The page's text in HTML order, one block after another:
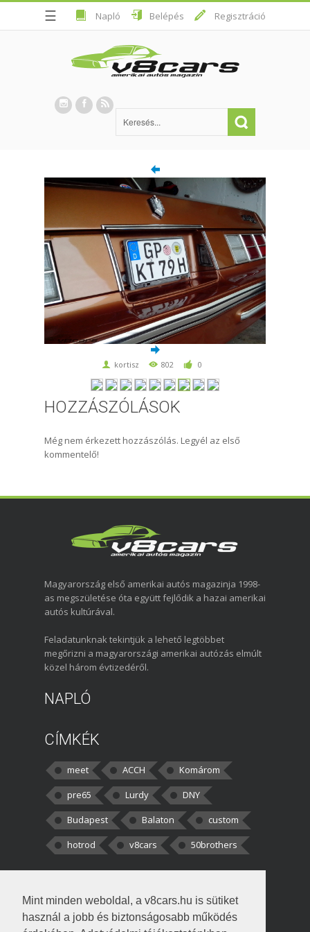
Mint minden weboldal, a v8cars.hu is sütiket
használ a jobb és biztonságosabb működés
☰ Napló Belépés Regisztráció
kortisz 802 0
HOZZÁSZÓLÁSOK
Még nem érkezett hozzászólás. Legyél az első
kommentelő!
Magyarország első amerikai autós magazinja 1998-
as megszületése óta együtt fejlődik a hazai amerikai
autós kultúrával.
Feladatunknak tekintjük a lehető legtöbbet
megőrizni a magyarországi amerikai autózás elmúlt
közel három évtizedéről.
NAPLÓ
CÍMKÉK
meet ACCH
Komárom
pre65
Lurdy
DNY
Budapest
Balaton
custom
hotrod
v8cars 50brothers
kortisz:Elszúrtam! Én csak két
darabbaal számoltam. Nem tudtam, hogy fél autót,